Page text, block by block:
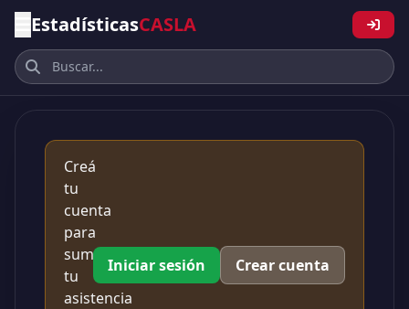
EstadísticasCASLA
Creá
tu
cuenta
para
sumar
tu
asistencia
Iniciar sesión Crear cuenta